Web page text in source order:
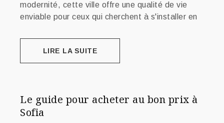
modernité, cette ville offre une qualité de vie
enviable pour ceux qui cherchent à s'installer en
LIRE LA SUITE
Le guide pour acheter au bon prix à
Sofia